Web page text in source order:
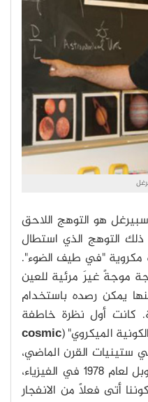
هو التوهج اللاحق
ذلك التوهج الذي استطال
"في طيف الضوء".
موجةً غيرَ مرئية للعين
يمكن رصده باستخدام
كانت أول نظرة خاطفة
الميكروي" (cosmic
ستينيات القرن الماضي،
وقد استحق مكتشفوه جائزة نوبل لعام 1978 في الفيزياء،
أتى فعلًا من الانفجار